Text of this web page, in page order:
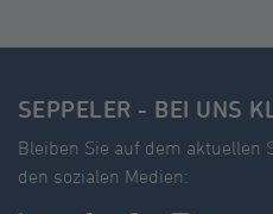
SEPPELER - BEI UNS
Bleiben Sie auf dem aktuellen
den sozialen Medien: